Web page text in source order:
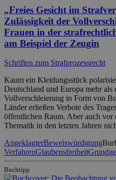
„Freies Gesicht im
Zulässigkeit der
Frauen in der
am Beispiel der Zeugin
Schriften zum Strafprozessrecht
Kaum ein Kleidungsstück
Deutschland und Europa mehr als
Vollverschleierung in Form von
Länder erließen Verbote des
öffentlichen Raum. Aber auch vor
Thematik in den letzten Jahren
AngeklagterBeweiswürdigung
VerfahrenGlaubensfreiheit
Buchtipp